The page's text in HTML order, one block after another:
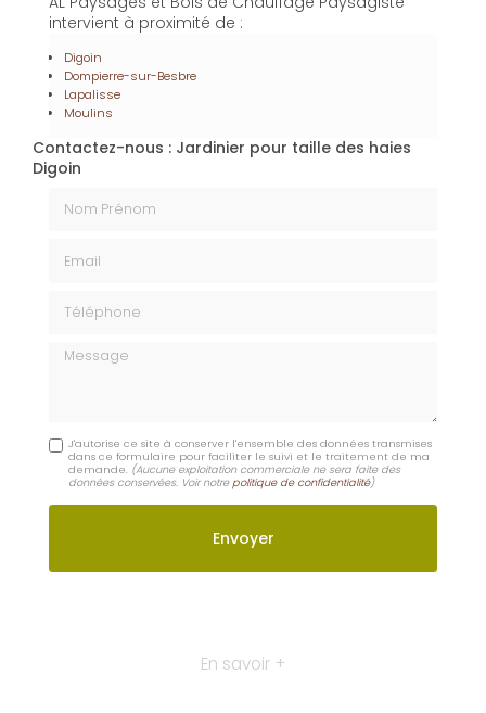
Email
Téléphone
Message
J'autorise ce site à conserver l'ensemble des données transmises